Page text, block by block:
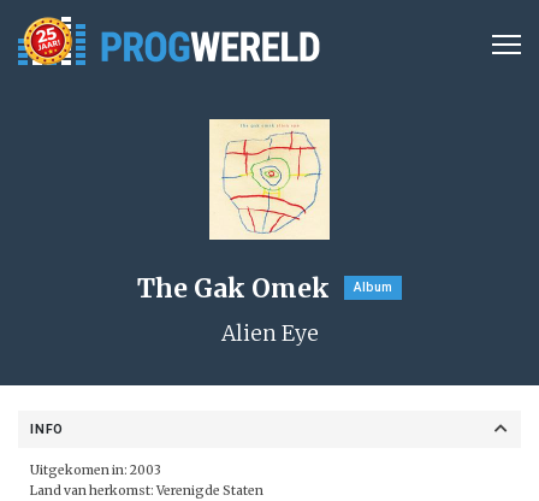
The Gak Omek Album
Alien Eye
INFO
Uitgekomen in: 2003
Land van herkomst: Verenigde Staten